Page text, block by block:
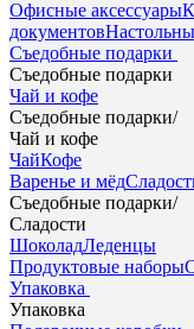
Офисные аксессуары
документов
Съедобные подарки
Съедобные подарки
Чай и кофе
Съедобные подарки/
Чай и кофе
ЧайКофе
Варенье и мёд
Съедобные подарки/
Сладости
ШоколадЛеденцы
Продуктовые наборы
Упаковка
Упаковка